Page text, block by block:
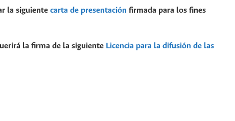
la siguiente carta de presentación firmada para los fines
la firma de la siguiente Licencia para la difusión de las